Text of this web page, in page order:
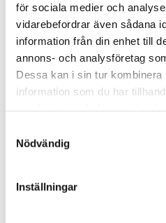
för sociala medier och
vidarebefordrar även sådana
information från din enhet till
annons- och analysföretag
Dessa kan i sin tur kombinera
information som du har
Nödvändig
Inställningar